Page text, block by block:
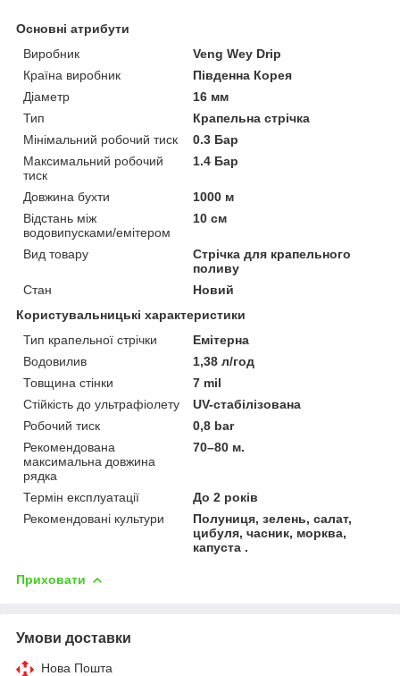
Основні атрибути
Виробник
Veng Wey Drip
Країна виробник
Південна Корея
Діаметр
16 мм
Тип
Крапельна стрічка
Мінімальний робочий тиск
0.3 Бар
Максимальний робочий
тиск
1.4 Бар
Довжина бухти
1000 м
Відстань між
водовипусками/емітером
10 см
Вид товару
Стрічка для крапельного
поливу
Стан
Новий
Користувальницькі характеристики
Тип крапельної стрічки
Емітерна
Водовилив
1,38 л/год
Товщина стінки
7 mil
Стійкість до ультрафіолету
UV-стабілізована
Робочий тиск
0,8 bar
Рекомендована
максимальна довжина
рядка
70–80 м.
Термін експлуатації
До 2 років
Рекомендовані культури
Полуниця, зелень, салат,
цибуля, часник, морква,
капуста .
Приховати
Умови доставки
Нова Пошта